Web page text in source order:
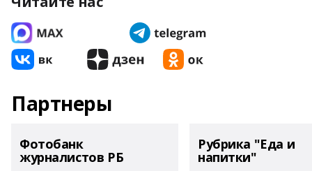
Партнеры
Фотобанк
журналистов РБ
Рубрика "Еда и
напитки"